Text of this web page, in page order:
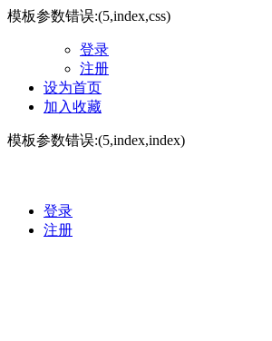
模板参数错误:(5,index,css)
登录
注册
设为首页
加入收藏
模板参数错误:(5,index,index)
登录
注册